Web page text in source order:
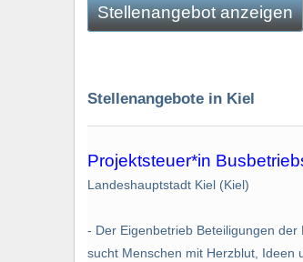
Stellenangebot anzeigen
Stellenangebote in Kiel
Projektsteuer*in
Landeshauptstadt Kiel (Kiel)
- Der Eigenbetrieb Beteiligungen
sucht Menschen mit Herzblut, Ideen